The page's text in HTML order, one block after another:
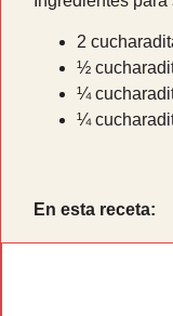
2
½
¼
¼
En esta receta: